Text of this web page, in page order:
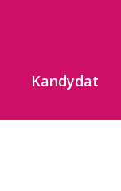
Kandydat